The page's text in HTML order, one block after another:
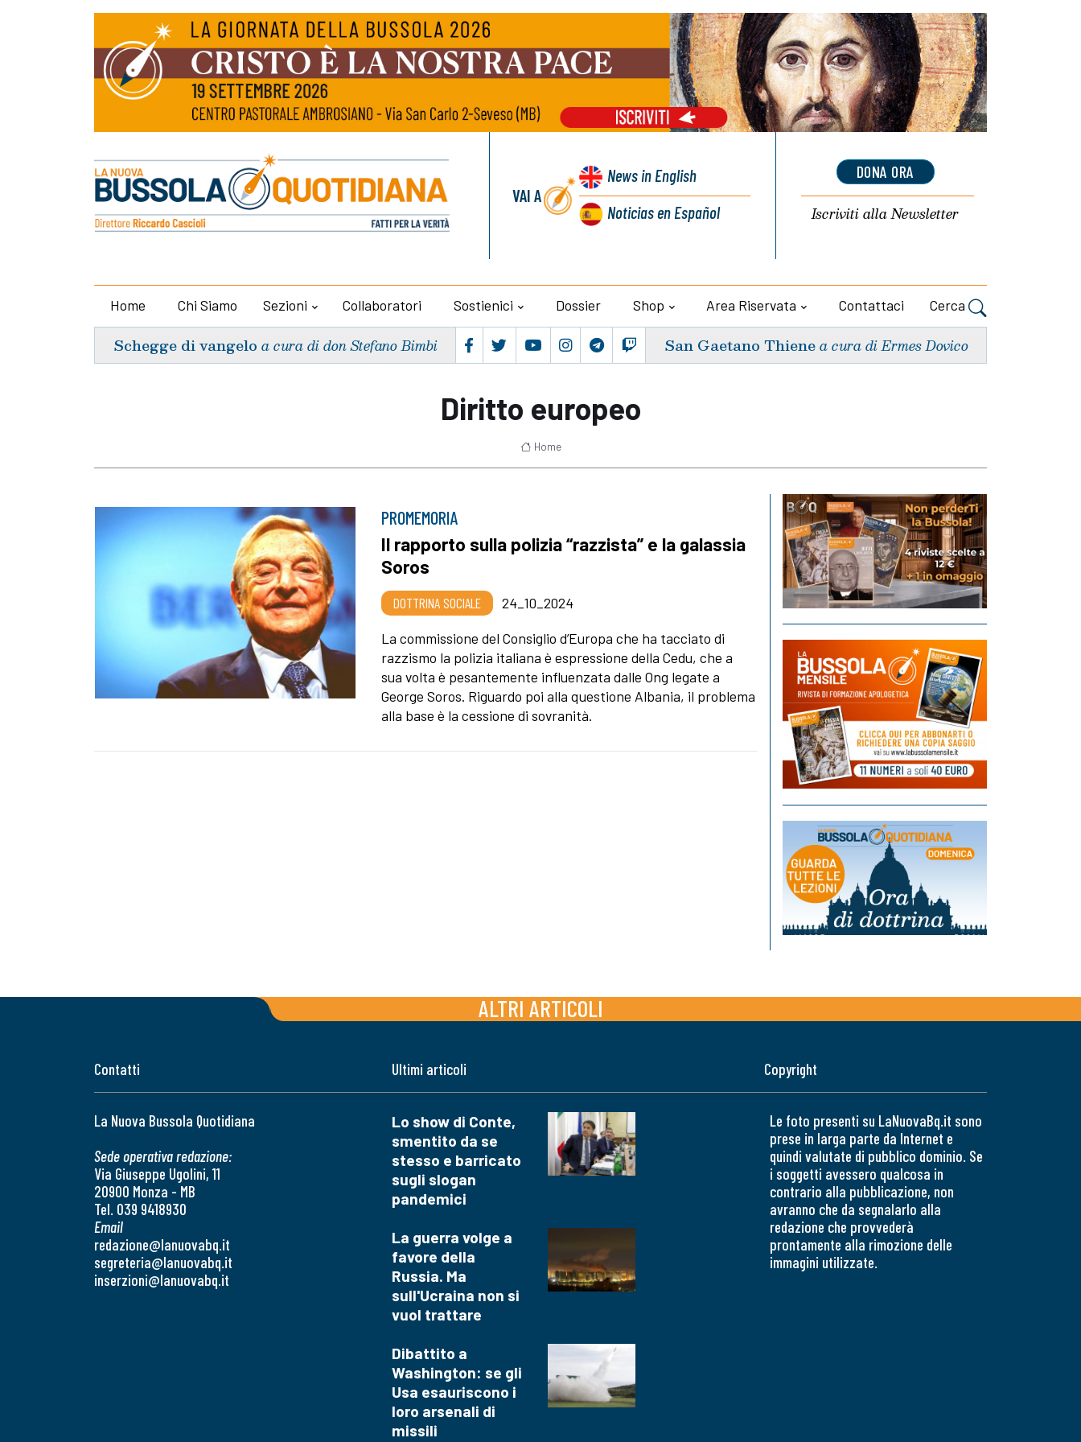
VAI A
Newsin English
Noticiasen Español
DONA ORA
Iscriviti allaNewsletter
Home Chi Siamo Sezioni Collaboratori Sostienici Dossier Shop Area Riservata Contattaci Cerca
Schegge di vangelo a cura di don Stefano Bimbi San Gaetano Thiene a cura di Ermes Dovico
Diritto europeo
Home
PROMEMORIA
Il rapporto sulla polizia “razzista” e la galassia
Soros
DOTTRINA SOCIALE
24_10_2024
La commissione del Consiglio d’Europa che ha tacciato di
razzismo la polizia italiana è espressione della Cedu, che a
sua volta è pesantemente influenzata dalle Ong legate a
George Soros. Riguardo poi alla questione Albania, il problema
alla base è la cessione di sovranità.
ALTRI ARTICOLI
Contatti
La Nuova Bussola Quotidiana
Sede operativa redazione:
Via Giuseppe Ugolini, 11
20900 Monza - MB
Tel. 039 9418930
Email
redazione@lanuovabq.it
segreteria@lanuovabq.it
inserzioni@lanuovabq.it
Ultimi articoli
Lo show di Conte,
smentito da se
stesso e barricato
sugli slogan
pandemici
La guerra volge a
favore della
Russia. Ma
sull'Ucraina non si
vuol trattare
Dibattito a
Washington: se gli
Usa esauriscono i
loro arsenali di
missili
Copyright
Le foto presenti su LaNuovaBq.it sono
prese in larga parte da Internet e
quindi valutate di pubblico dominio. Se
i soggetti avessero qualcosa in
contrario alla pubblicazione, non
avranno che da segnalarlo alla
redazione che provvederà
prontamente alla rimozione delle
immagini utilizzate.